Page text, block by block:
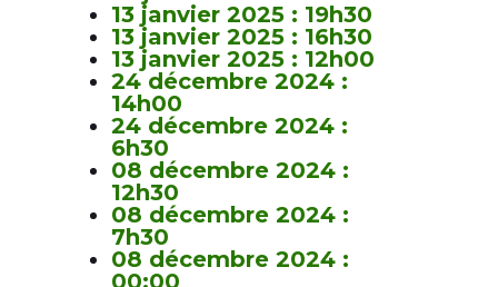
13 janvier 2025 : 19h30
13 janvier 2025 : 16h30
13 janvier 2025 : 12h00
24 décembre 2024 :
14h00
24 décembre 2024 :
6h30
08 décembre 2024 :
12h30
08 décembre 2024 :
7h30
08 décembre 2024 :
00:00